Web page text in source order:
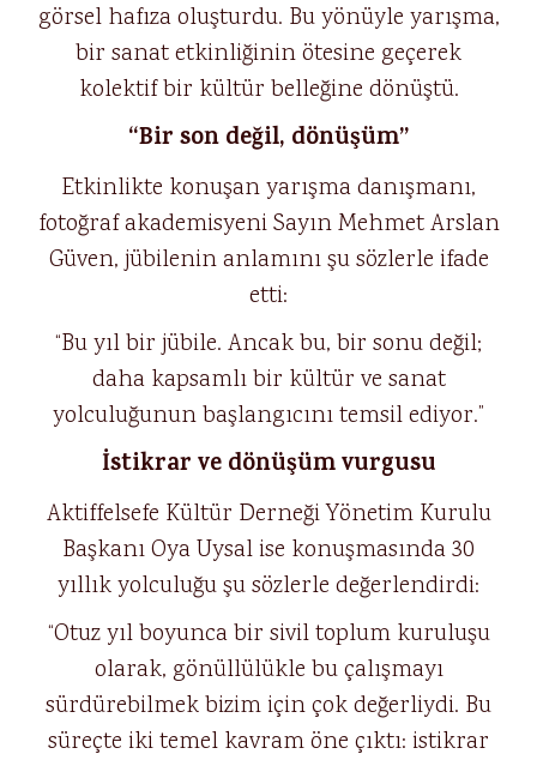
görsel hafıza oluşturdu. Bu yönüyle yarışma,
bir sanat etkinliğinin ötesine geçerek
kolektif bir kültür belleğine dönüştü.
“Bir son değil, dönüşüm”
Etkinlikte konuşan yarışma danışmanı,
fotoğraf akademisyeni Sayın Mehmet Arslan
Güven, jübilenin anlamını şu sözlerle ifade
etti:
“Bu yıl bir jübile. Ancak bu, bir sonu değil;
daha kapsamlı bir kültür ve sanat
yolculuğunun başlangıcını temsil ediyor.”
İstikrar ve dönüşüm vurgusu
Aktiffelsefe Kültür Derneği Yönetim Kurulu
Başkanı Oya Uysal ise konuşmasında 30
yıllık yolculuğu şu sözlerle değerlendirdi:
“Otuz yıl boyunca bir sivil toplum kuruluşu
olarak, gönüllülükle bu çalışmayı
sürdürebilmek bizim için çok değerliydi. Bu
süreçte iki temel kavram öne çıktı: istikrar